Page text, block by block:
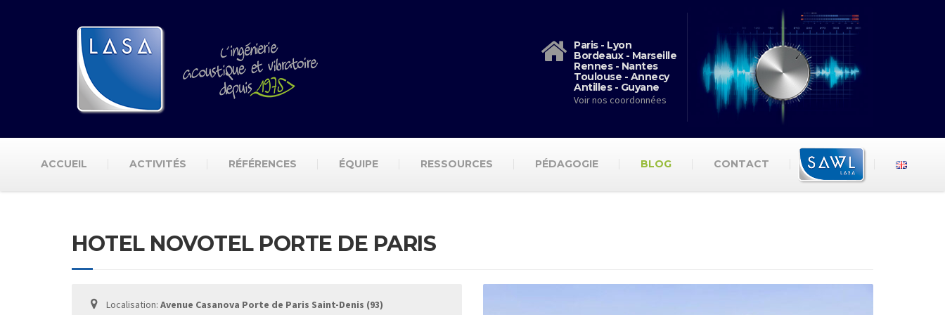
Paris - Lyon
Bordeaux - Marseille
Rennes - Nantes
Toulouse - Annecy
Antilles - Guyane
Voir nos coordonnées
ACCUEIL ACTIVITÉS RÉFÉRENCES ÉQUIPE RESSOURCES PÉDAGOGIE BLOG CONTACT
HOTEL NOVOTEL PORTE DE PARIS
Localisation: Avenue Casanova Porte de Paris Saint-Denis (93)